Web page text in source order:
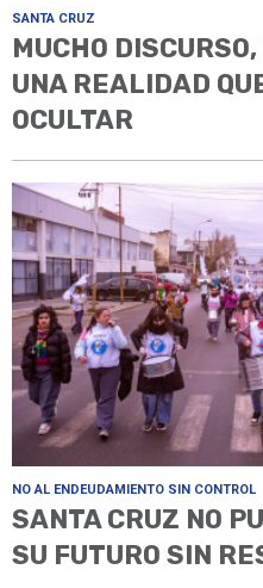
SANTA CRUZ
MUCHO
UNA REALIDAD
OCULTAR
NO AL ENDEUDAMIENTO SIN CONTROL
SANTA CRUZ NO
SU FUTURO SIN